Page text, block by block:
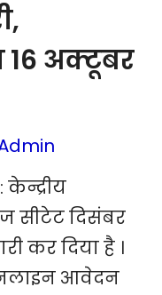
अक्टूबर
: केन्द्रीय
सीटेट दिसंबर
कर दिया है ।
आवेदन